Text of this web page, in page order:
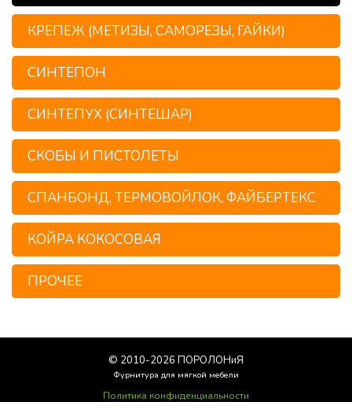
КРЕПЕЖ (МЕТИЗЫ, САМОРЕЗЫ, ГАЙКИ)
СИНТЕПОН
СИНТЕПУХ (СИНТЕШАР)
СКОБЫ И ПИСТОЛЕТЫ
СПАНБОНД, ТЕРМОВОЙЛОК, ФАЙБЕРТЕКС
КОЙРА КОКОСОВАЯ
ПРОЧЕЕ
© 2010-2026 ПОРОЛОНиЯ
Фурнитура для мягкой мебели
Политика конфиденциальности